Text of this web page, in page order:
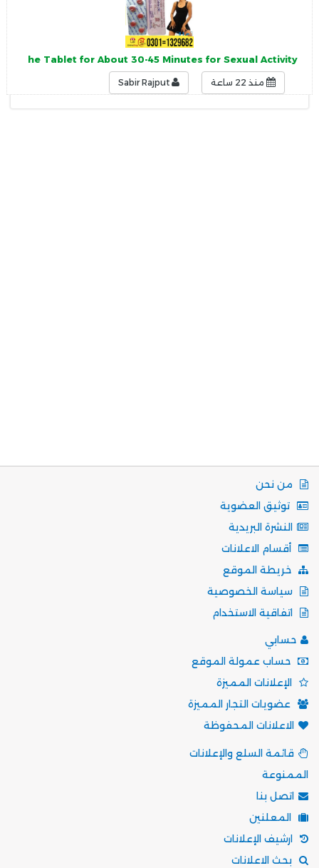
the Tablet for About 30-45 Minutes for Sexual Activity.
منذ 22 ساعة
من نحن
توثيق العضوية
النشرة البريدية
أقسام الاعلانات
خريطة الموقع
سياسة الخصوصية
اتفاقية الاستخدام
حسابي
حساب عمولة الموقع
الإعلانات المميزة
عضويات التجار المميزة
الاعلانات المحفوظة
قائمة السلع والإعلانات
الممنوعة
اتصل بنا
المعلنين
ارشيف الإعلانات
بحث الاعلانات